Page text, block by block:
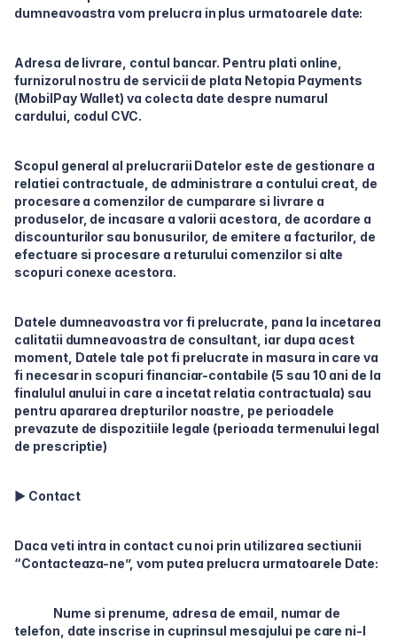
dumneavoastra vom prelucra in plus urmatoarele date:
Adresa de livrare, contul bancar. Pentru plati online,
furnizorul nostru de servicii de plata Netopia Payments
(MobilPay Wallet) va colecta date despre numarul
cardului, codul CVC.
Scopul general al prelucrarii Datelor este de gestionare a
relatiei contractuale, de administrare a contului creat, de
procesare a comenzilor de cumparare si livrare a
produselor, de incasare a valorii acestora, de acordare a
discounturilor sau bonusurilor, de emitere a facturilor, de
efectuare si procesare a returului comenzilor si alte
scopuri conexe acestora.
Datele dumneavoastra vor fi prelucrate, pana la incetarea
calitatii dumneavoastra de consultant, iar dupa acest
moment, Datele tale pot fi prelucrate in masura in care va
fi necesar in scopuri financiar-contabile (5 sau 10 ani de la
finalulul anului in care a incetat relatia contractuala) sau
pentru apararea drepturilor noastre, pe perioadele
prevazute de dispozitiile legale (perioada termenului legal
de prescriptie)
► Contact
Daca veti intra in contact cu noi prin utilizarea sectiunii
“Contacteaza-ne”, vom putea prelucra urmatoarele Date:
Nume si prenume, adresa de email, numar de
telefon, date inscrise in cuprinsul mesajului pe care ni-l